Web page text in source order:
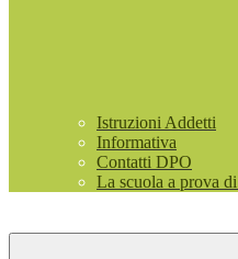
Istruzioni Addetti
Informativa
Contatti DPO
La scuola a prova